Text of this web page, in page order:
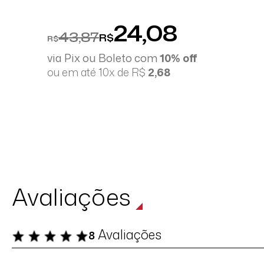
R$43,87R$24,08
via Pix ou Boleto com10% off
ou em até 10x de R$ 2,68
Avaliações
8Avaliações